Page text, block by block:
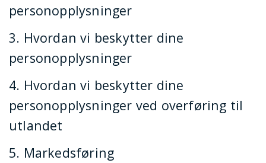
personopplysninger
3. Hvordan vi beskytter dine
personopplysninger
4. Hvordan vi beskytter dine
personopplysninger ved overføring til
utlandet
5. Markedsføring